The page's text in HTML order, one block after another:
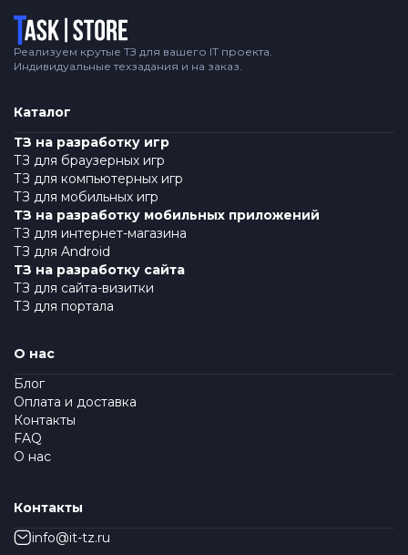
Логотип
Реализуем крутые ТЗ для вашего IT проекта.
Индивидуальные техзадания и на заказ.
Каталог
ТЗ на разработку игр
ТЗ для браузерных игр
ТЗ для компьютерных игр
ТЗ для мобильных игр
ТЗ на разработку мобильных приложений
ТЗ для интернет-магазина
ТЗ для Android
ТЗ на разработку сайта
ТЗ для сайта-визитки
ТЗ для портала
О нас
Блог
Оплата и доставка
Контакты
FAQ
О нас
Контакты
info@it-tz.ru